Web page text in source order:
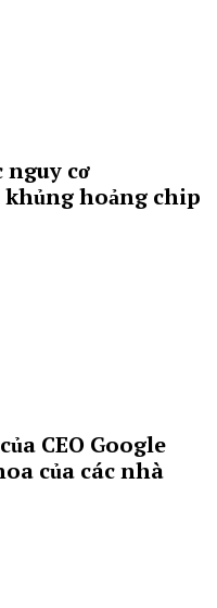
cơ
hoảng chip
CEO Google
của các nhà